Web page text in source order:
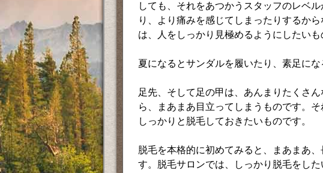
しても、それをあつかうスタッフのレベ
り、より痛みを感じてしまったりするか
は、人をしっかり見極めるようにしたいも
夏になるとサンダルを履いたり、素足にな
足先、そして足の甲は、あんまりたくさ
ら、まあまあ目立ってしまうものです。
しっかりと脱毛しておきたいものです。
脱毛を本格的に初めてみると、まあまあ
す。脱毛サロンでは、しっかり脱毛をし